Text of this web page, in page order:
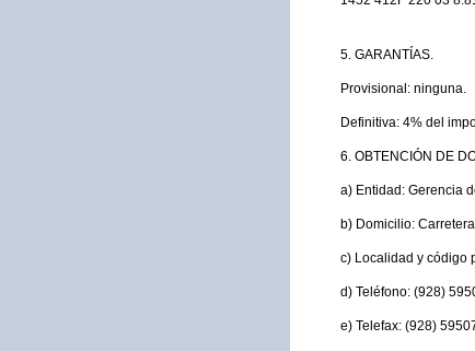
5. GARANTÍAS.
Provisional: ninguna.
Definitiva: 4% del
6. OBTENCIÓN DE
a) Entidad: Gerencia
b) Domicilio:
c) Localidad y código
d) Teléfono: (928)
e) Telefax: (928)